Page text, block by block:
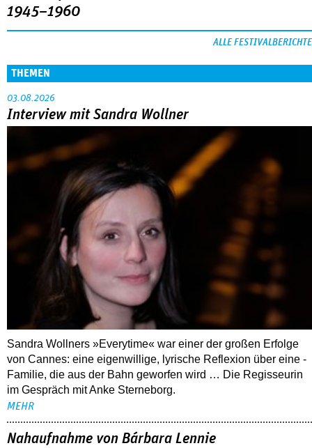
1945–1960
ALLE FESTIVALBERICHTE
THEMEN
03.08.2026
Interview mit Sandra Wollner
Sandra Wollners »Everytime« war einer der großen Erfolge
von Cannes: eine eigenwillige, lyrische Reflexion über eine ­
Familie, die aus der Bahn geworfen wird … Die Regisseurin
im Gespräch mit Anke Sterneborg.
MEHR
Nahaufnahme von Bárbara Lennie